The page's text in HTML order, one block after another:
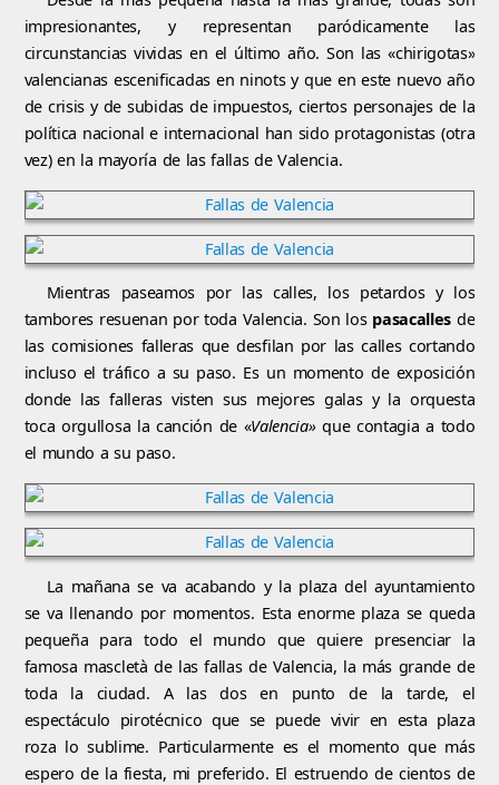
impresionantes, y representan paródicamente las
circunstancias vividas en el último año. Son las «chirigotas»
valencianas escenificadas en ninots y que en este nuevo año
de crisis y de subidas de impuestos, ciertos personajes de la
política nacional e internacional han sido protagonistas (otra
vez) en la mayoría de las fallas de Valencia.
Mientras paseamos por las calles, los petardos y los
tambores resuenan por toda Valencia. Son los pasacalles de
las comisiones falleras que desfilan por las calles cortando
incluso el tráfico a su paso. Es un momento de exposición
donde las falleras visten sus mejores galas y la orquesta
toca orgullosa la canción de «Valencia»que contagia a todo
el mundo a su paso.
La mañana se va acabando y la plaza del ayuntamiento
se va llenando por momentos. Esta enorme plaza se queda
pequeña para todo el mundo que quiere presenciar la
famosa mascletà de las fallas de Valencia, la más grande de
toda la ciudad. A las dos en punto de la tarde, el
espectáculo pirotécnico que se puede vivir en esta plaza
roza lo sublime. Particularmente es el momento que más
espero de la fiesta, mi preferido. El estruendo de cientos de